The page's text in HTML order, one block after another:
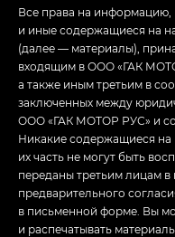
Все права на информацию,
и иные содержащиеся на
(далее — материалы),
входящим в ООО «ГАК
а также иным третьим в
заключенных между
ООО «ГАК МОТОР РУС» и
Никакие содержащиеся на
их часть не могут быть
переданы третьим лицам
предварительного
в письменной форме. Вы
и распечатывать